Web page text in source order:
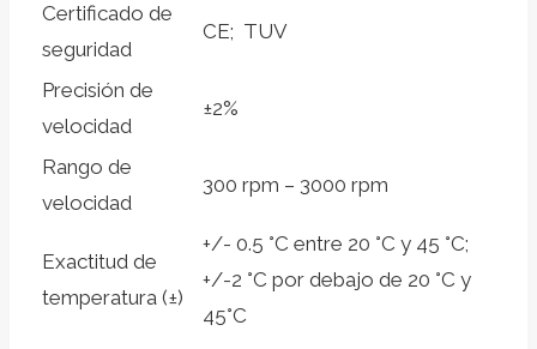
Certificado de
seguridad
CE; TUV
Precisión de
velocidad
±2%
Rango de
velocidad
300 rpm – 3000 rpm
Exactitud de
temperatura (±)
+/- 0.5 °C entre 20 °C y 45 °C;
+/-2 °C por debajo de 20 °C y
45°C